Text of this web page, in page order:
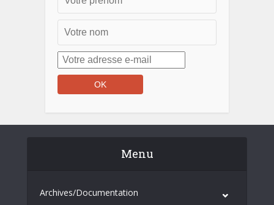
Menu
Archives/Documentation